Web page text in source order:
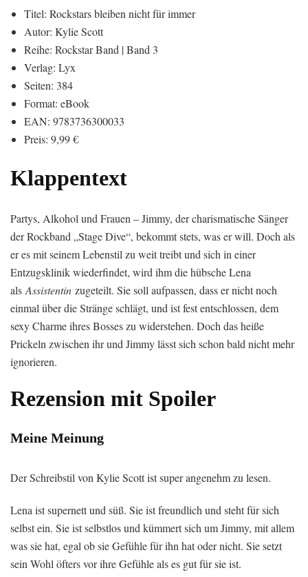
Titel: Rockstars bleiben nicht für immer
Autor: Kylie Scott
Reihe: Rockstar Band | Band 3
Verlag: Lyx
Seiten: 384
Format: eBook
EAN: 9783736300033
Preis: 9,99 €
Klappentext
Partys, Alkohol und Frauen – Jimmy, der charismatische Sänger
der Rockband „Stage Dive“, bekommt stets, was er will. Doch als
er es mit seinem Lebenstil zu weit treibt und sich in einer
Entzugsklinik wiederfindet, wird ihm die hübsche Lena
als Assistentin zugeteilt. Sie soll aufpassen, dass er nicht noch
einmal über die Stränge schlägt, und ist fest entschlossen, dem
sexy Charme ihres Bosses zu widerstehen. Doch das heiße
Prickeln zwischen ihr und Jimmy lässt sich schon bald nicht mehr
ignorieren.
Rezension mit Spoiler
Meine Meinung
Der Schreibstil von Kylie Scott ist super angenehm zu lesen.
Lena ist supernett und süß. Sie ist freundlich und steht für sich
selbst ein. Sie ist selbstlos und kümmert sich um Jimmy, mit allem
was sie hat, egal ob sie Gefühle für ihn hat oder nicht. Sie setzt
sein Wohl öfters vor ihre Gefühle als es gut für sie ist.